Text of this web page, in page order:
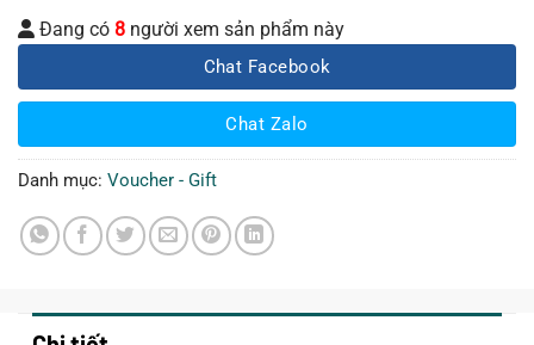
Đang có 8 người xem sản phẩm này
Chat Facebook
Chat Zalo
Danh mục: Voucher - Gift